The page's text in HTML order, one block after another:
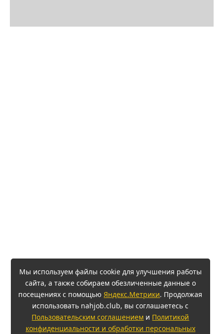
Мы используем файлы cookie для улучшения работы
сайта, а также собираем обезличенные данные о
посещениях с помощью Яндекс.Метрики. Продолжая
использовать nahjob.club, вы соглашаетесь с
Пользовательским соглашением и Политикой
конфиденциальности и обработки персональных